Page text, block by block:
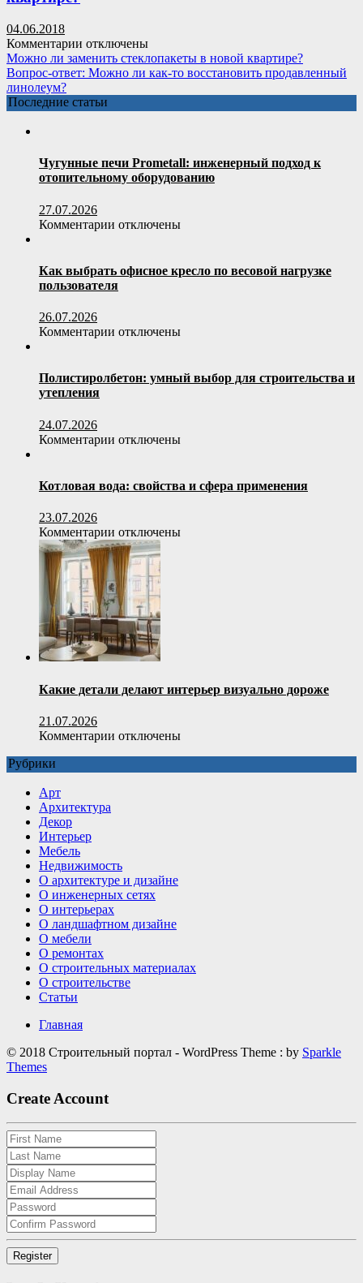
тонкости
значения
и
использования
04.06.2018
Комментарии к
записи
Можно
заменить
стеклопакеты
квартире?
отключены
Можно ли заменить стеклопакеты в новой квартире?
Вопрос-ответ: Можно ли как-то восстановить продавленный
линолеум?
Последние статьи
Чугунные печи Prometall: инженерный подход к
отопительному оборудованию
27.07.2026
Комментарии к
печи
Prometall:
отопительному
отключены
Как выбрать офисное кресло по весовой нагрузке
пользователя
26.07.2026
Комментарии к
выбрать
офисное
нагрузке
отключены
Полистиролбетон: умный выбор для строительства и
утепления
24.07.2026
Комментарии к
умный
выбор
и
утепления
отключены
Котловая вода: свойства и сфера применения
23.07.2026
Комментарии к
записи
Котловая
вода:
свойства
и
сфера
применения
отключены
Какие детали делают интерьер визуально дороже
21.07.2026
Комментарии котключены
Рубрики
Арт
Архитектура
Декор
Интерьер
Мебель
Недвижимость
О архитектуре и дизайне
О инженерных сетях
О интерьерах
О ландшафтном дизайне
О мебели
О ремонтах
О строительных материалах
О строительстве
Статьи
Главная
© 2018 Строительный портал - WordPress Theme : by Sparkle
Themes
Create Account